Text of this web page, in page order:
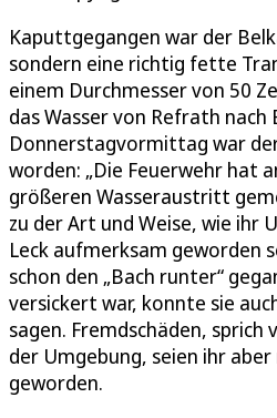
Kaputtgegangen war der
sondern eine richtig fette
einem Durchmesser von 50
das Wasser von Refrath
Donnerstagvormittag war
worden: „Die Feuerwehr hat
größeren Wasseraustritt
zu der Art und Weise, wie ihr
Leck aufmerksam geworden
schon den „Bach runter“
versickert war, konnte sie
sagen. Fremdschäden, sprich
der Umgebung, seien ihr
geworden.